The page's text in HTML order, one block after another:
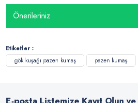
Önerileriniz
Etiketler :
gök kuşağı pazen kumaş
pazen kumaş